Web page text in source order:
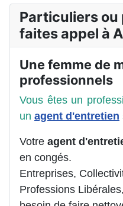
Particuliers
faites appel à
Une femme de
professionnels
Vous êtes un
un agent d'entretien
Votre agent
en congés.
Entreprises,
Professions